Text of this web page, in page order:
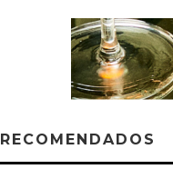
RECOMENDADOS